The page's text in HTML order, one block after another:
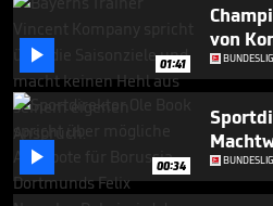
1
seconds
 01:41
von
 00:34